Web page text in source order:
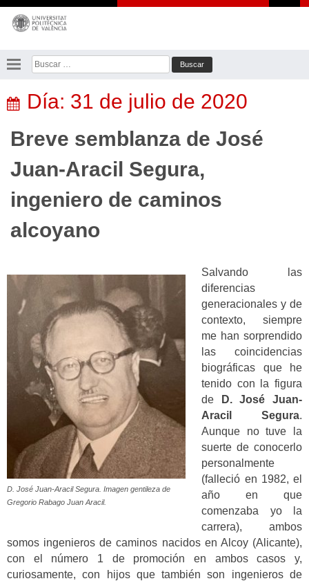
Saltar
contenido
Buscar:
Día: 31 de julio de 2020
Breve semblanza de José
Juan-Aracil Segura,
ingeniero de caminos
alcoyano
D. José Juan-Aracil Segura. Imagen gentileza de
Gregorio Rabago Juan Aracil.
Salvando las
diferencias
generacionales y de
contexto, siempre
me han sorprendido
las coincidencias
biográficas que he
tenido con la figura
de
D. José Juan-
Aracil Segura.
Aunque no tuve la
suerte de conocerlo
personalmente
(falleció en 1982, el
año en que
comenzaba yo la
carrera), ambos
somos ingenieros de caminos nacidos en Alcoy (Alicante),
con el número 1 de promoción en ambos casos y,
curiosamente, con hijos que también son ingenieros de